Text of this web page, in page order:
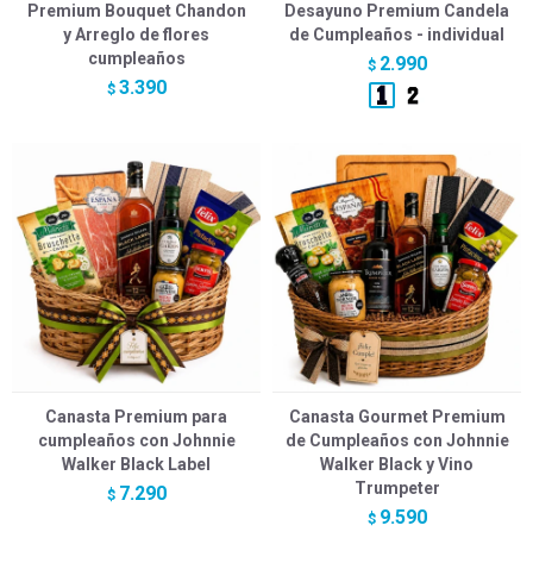
Premium Bouquet Chandon
y Arreglo de flores
cumpleaños
$ 3.390
Desayuno Premium Candela
de Cumpleaños - individual
$ 2.990
Canasta Premium para
cumpleaños con Johnnie
Walker Black Label
$ 7.290
Canasta Gourmet Premium
de Cumpleaños con Johnnie
Walker Black y Vino
Trumpeter
$ 9.590